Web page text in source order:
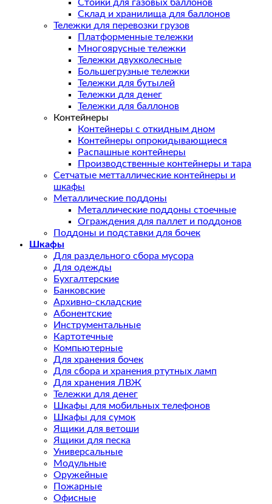
Стойки для газовых баллонов
Склад и хранилища для баллонов
Тележки для перевозки грузов
Платформенные тележки
Многоярусные тележки
Тележки двухколесные
Большегрузные тележки
Тележки для бутылей
Тележки для денег
Тележки для баллонов
Контейнеры
Контейнеры с откидным дном
Контейнеры опрокидывающиеся
Распашные контейнеры
Производственные контейнеры и тара
Сетчатые метталлические контейнеры и
шкафы
Металлические поддоны
Металлические поддоны стоечные
Ограждения для паллет и поддонов
Поддоны и подставки для бочек
Шкафы
Для раздельного сбора мусора
Для одежды
Бухгалтерские
Банковские
Архивно-складские
Абонентские
Инструментальные
Картотечные
Компьютерные
Для хранения бочек
Для сбора и хранения ртутных ламп
Для хранения ЛВЖ
Тележки для денег
Шкафы для мобильных телефонов
Шкафы для сумок
Ящики для ветоши
Ящики для песка
Универсальные
Модульные
Оружейные
Пожарные
Офисные